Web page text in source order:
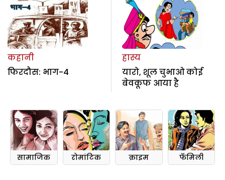
कहानी
फिरदौस: भाग-4
हास्य
यारो, शूल चुभाओ कोई
बेवकूफ आया है
सामाजिक रोमांटिक क्राइम फॅमिली